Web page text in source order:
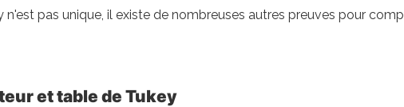
n'est pas unique, il existe de nombreuses autres preuves pour
et table de Tukey